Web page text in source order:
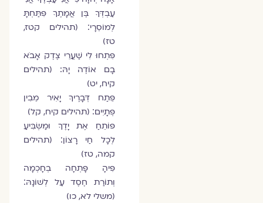
עַבְדְּךָ בֶּן אֲמָתֶךָ פִּתַּחְתָּ
לְמוֹסֵרָי׃ (תהילים קטז,
טז)
פִּתְחוּ לִי שַׁעֲרֵי צֶדֶק אָבֹא
בָם אוֹדֶה יָהּ: (תהילים
קיח, יט)
פֵּתַח דְּבָרֶיךָ יָאִיר מֵבִין
פְּתָיִים׃ (תהילים קיח, קל)
פּוֹתֵחַ אֶת יָדֶךָ וּמַשְׂבִּיעַ
לְכָל חַי רָצוֹן׃ (תהילים
קמה, טז)
פִּיהָ פָּתְחָה בְחָכְמָה
וְתוֹרַת חֶסֶד עַל לְשׁוֹנָהּ׃
(משלי לא, כו)